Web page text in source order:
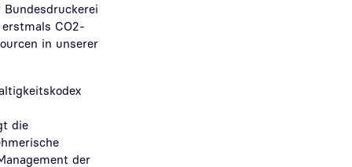
CO2-
in unserer
die
der